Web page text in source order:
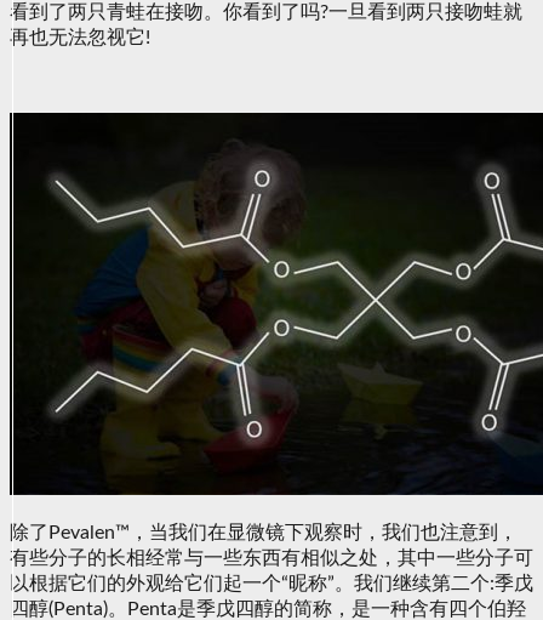
看到了两只青蛙在接吻。你看到了吗?一旦看到两只接吻蛙就
再也无法忽视它!
除了Pevalen™，当我们在显微镜下观察时，我们也注意到，
有些分子的长相经常与一些东西有相似之处，其中一些分子可
以根据它们的外观给它们起一个“昵称”。我们继续第二个:季戊
四醇(Penta)。Penta是季戊四醇的简称，是一种含有四个伯羟